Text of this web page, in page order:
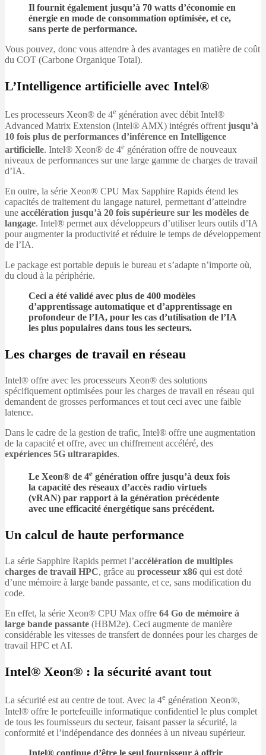
Il fournit également jusqu’à 70 watts d’économie en
énergie en mode de consommation optimisée, et ce,
sans perte de performance.
Vous pouvez, donc vous attendre à des avantages en matière de coût
du COT (Carbone Organique Total).
L’Intelligence artificielle avec Intel®
Les processeurs Xeon® de 4e génération avec débit Intel®
Advanced Matrix Extension (Intel® AMX) intégrés offrent jusqu’à
10 fois plus de performances d’inférence en Intelligence
artificielle. Intel® Xeon® de 4e génération offre de nouveaux
niveaux de performances sur une large gamme de charges de travail
d’IA.
En outre, la série Xeon® CPU Max Sapphire Rapids étend les
capacités de traitement du langage naturel, permettant d’atteindre
une accélération jusqu’à 20 fois supérieure sur les modèles de
langage. Intel® permet aux développeurs d’utiliser leurs outils d’IA
pour augmenter la productivité et réduire le temps de développement
de l’IA.
Le package est portable depuis le bureau et s’adapte n’importe où,
du cloud à la périphérie.
Ceci a été validé avec plus de 400 modèles
d’apprentissage automatique et d’apprentissage en
profondeur de l’IA, pour les cas d’utilisation de l’IA
les plus populaires dans tous les secteurs.
Les charges de travail en réseau
Intel® offre avec les processeurs Xeon® des solutions
spécifiquement optimisées pour les charges de travail en réseau qui
demandent de grosses performances et tout ceci avec une faible
latence.
Dans le cadre de la gestion de trafic, Intel® offre une augmentation
de la capacité et offre, avec un chiffrement accéléré, des
expériences 5G ultrarapides.
Le Xeon® de 4e génération offre jusqu’à deux fois
la capacité des réseaux d’accès radio virtuels
(vRAN) par rapport à la génération précédente
avec une efficacité énergétique sans précédent.
Un calcul de haute performance
La série Sapphire Rapids permet l’accélération de multiples
charges de travail HPC, grâce au processeur x86 qui est doté
d’une mémoire à large bande passante, et ce, sans modification du
code.
En effet, la série Xeon® CPU Max offre 64 Go de mémoire à
large bande passante (HBM2e). Ceci augmente de manière
considérable les vitesses de transfert de données pour les charges de
travail HPC et AI.
Intel® Xeon® : la sécurité avant tout
La sécurité est au centre de tout. Avec la 4e génération Xeon®,
Intel® offre le portefeuille informatique confidentiel le plus complet
de tous les fournisseurs du secteur, faisant passer la sécurité, la
conformité et l’indépendance des données à un niveau supérieur.
Intel® continue d’être le seul fournisseur à offrir